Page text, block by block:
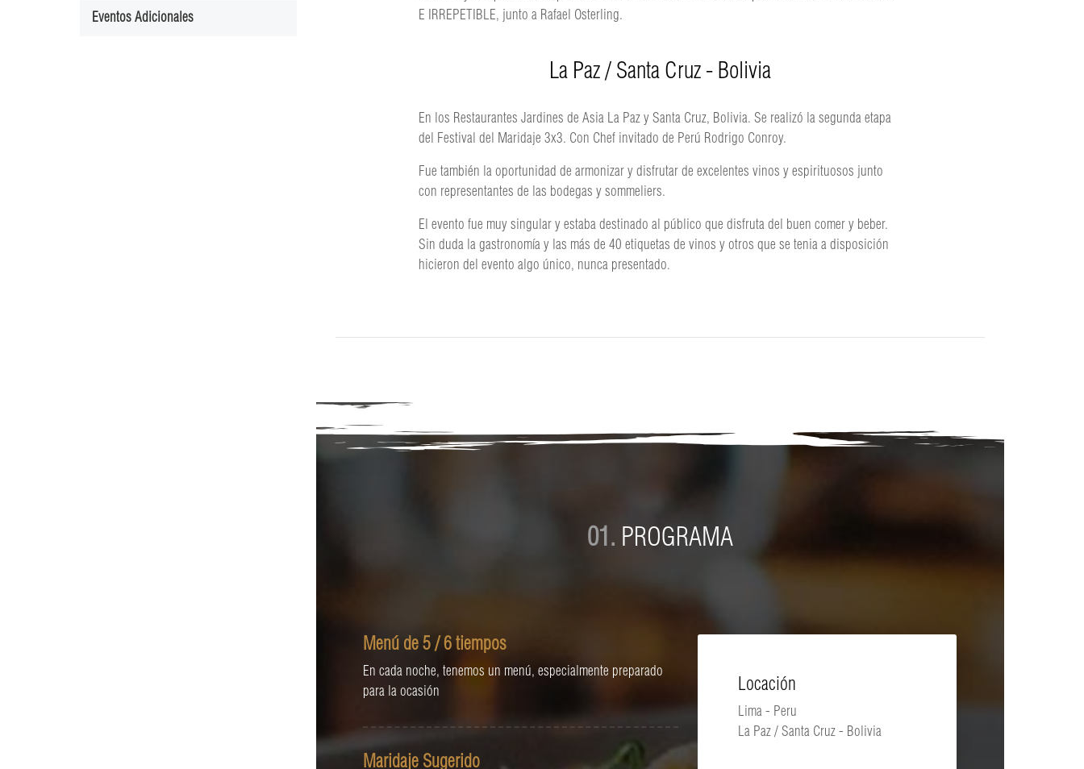
Eventos Adicionales
E IRREPETIBLE, junto a Rafael Osterling.
La Paz / Santa Cruz - Bolivia
En los Restaurantes Jardines de Asia La Paz y Santa Cruz, Bolivia. Se realizó la segunda etapa
del Festival del Maridaje 3x3. Con Chef invitado de Perú Rodrigo Conroy.
Fue también la oportunidad de armonizar y disfrutar de excelentes vinos y espirituosos junto
con representantes de las bodegas y sommeliers.
El evento fue muy singular y estaba destinado al público que disfruta del buen comer y beber.
Sin duda la gastronomía y las más de 40 etiquetas de vinos y otros que se tenia a disposición
hicieron del evento algo único, nunca presentado.
01. PROGRAMA
Menú de 5 / 6 tiempos
En cada noche, tenemos un menú, especialmente preparado
para la ocasión
Maridaje Sugerido
Locación
Lima - Peru
La Paz / Santa Cruz - Bolivia